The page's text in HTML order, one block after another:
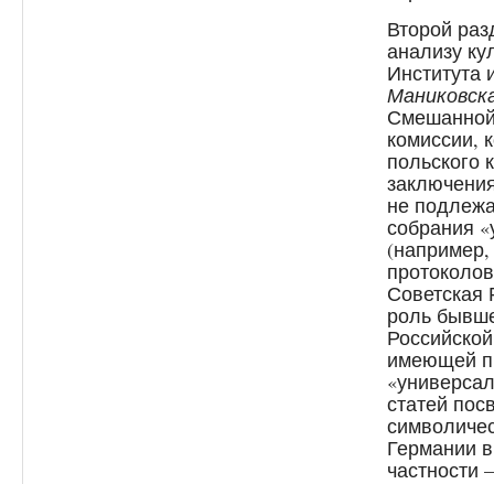
Второй
анализу
Смешанной
комиссии,
польского
не
собрания
Советская
роль
имеющей
статей
Германии